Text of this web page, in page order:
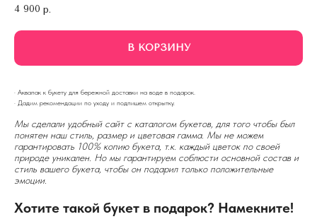
4 900 р.
В КОРЗИНУ
· Аквапак к букету для бережной доставки на воде в подарок.
· Дадим рекомендации по уходу и подпишем открытку.
Мы сделали удобный сайт с каталогом букетов, для того чтобы был
понятен наш стиль, размер и цветовая гамма. Мы не можем
гарантировать 100% копию букета, т.к. каждый цветок по своей
природе уникален. Но мы гарантируем соблюсти основной состав и
стиль вашего букета, чтобы он подарил только положительные
эмоции.
Хотите такой букет в подарок? Намекните!